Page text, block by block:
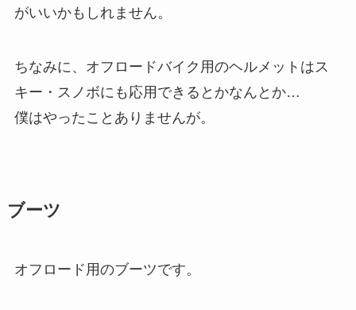
がいいかもしれません。
ちなみに、オフロードバイク用のヘルメットはス
キー・スノボにも応用できるとかなんとか…
僕はやったことありませんが。
ブーツ
オフロード用のブーツです。